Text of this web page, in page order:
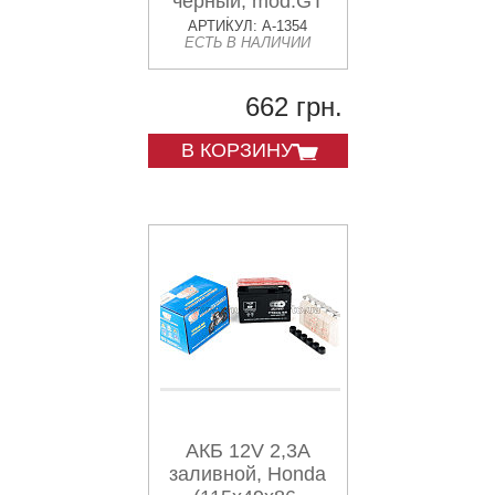
4B-5) OUTDO
АРТИКУЛ: A-1354
ЕСТЬ В НАЛИЧИИ
662 грн.
В КОРЗИНУ
АКБ 12V 2,3А
заливной, Honda